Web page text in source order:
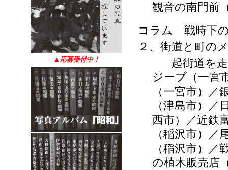
▲ 応募受付中！
観音の南門前
コラム 戦時下
２、街道と町の
起街道を走る
ジープ（一宮
（一宮市）
（津島市）
西市）／近鉄
（稲沢市）
（稲沢市）
の植木販売店